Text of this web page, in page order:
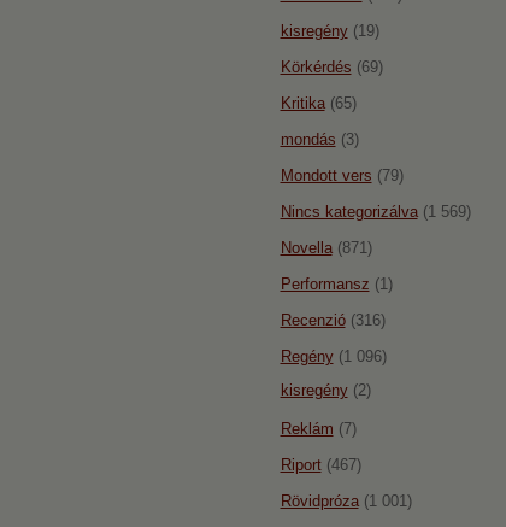
kisregény(19)
Körkérdés (69)
Kritika(65)
mondás (3)
Mondott vers (79)
Nincs kategorizálva(1 569)
Novella(871)
Performansz (1)
Recenzió(316)
Regény(1 096)
kisregény(2)
Reklám (7)
Riport(467)
Rövidpróza(1 001)